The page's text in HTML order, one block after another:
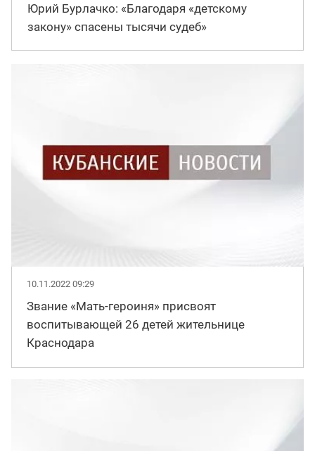
Юрий Бурлачко: «Благодаря «детскому
закону» спасены тысячи судеб»
10.11.2022 09:29
Звание «Мать-героиня» присвоят
воспитывающей 26 детей жительнице
Краснодара